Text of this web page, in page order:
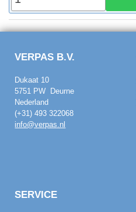
VERPAS B.V.
Dukaat 10
5751 PW Deurne
Nederland
(+31) 493 322068
info@verpas.nl
SERVICE